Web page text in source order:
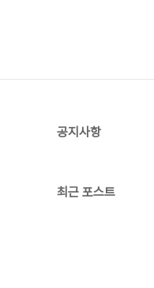
공지사항
최근 포스트